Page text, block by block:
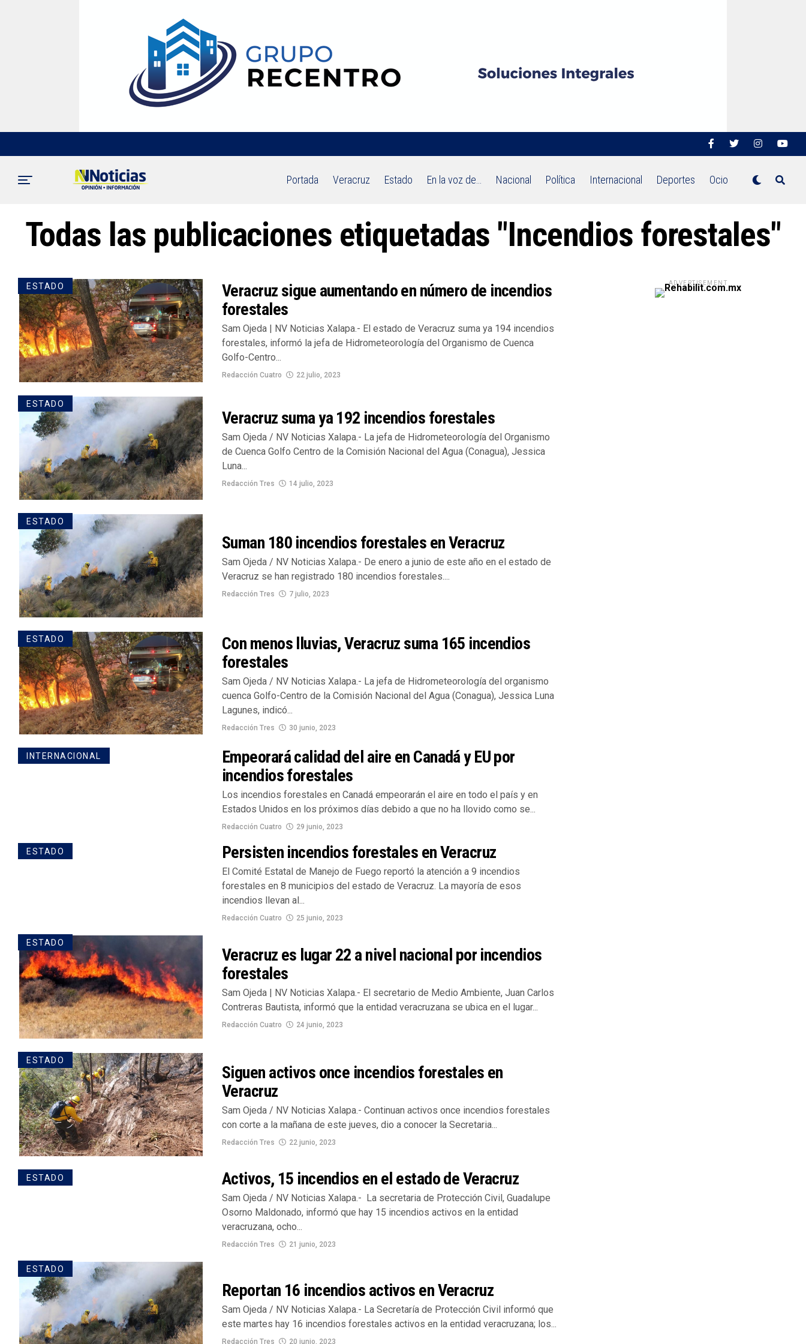
Portada Veracruz Estado En la voz de… Nacional Política Internacional Deportes Ocio
Todas las publicaciones etiquetadas "Incendios forestales"
ESTADO
Veracruz sigue aumentando en número de incendios
forestales
Sam Ojeda | NV Noticias Xalapa.- El estado de Veracruz suma ya 194 incendios
forestales, informó la jefa de Hidrometeorología del Organismo de Cuenca
Golfo-Centro...
Redacción Cuatro 22 julio, 2023
ESTADO
Veracruz suma ya 192 incendios forestales
Sam Ojeda / NV Noticias Xalapa.- La jefa de Hidrometeorología del Organismo
de Cuenca Golfo Centro de la Comisión Nacional del Agua (Conagua), Jessica
Luna...
Redacción Tres 14 julio, 2023
ESTADO
Suman 180 incendios forestales en Veracruz
Sam Ojeda / NV Noticias Xalapa.- De enero a junio de este año en el estado de
Veracruz se han registrado 180 incendios forestales....
Redacción Tres 7 julio, 2023
ESTADO
Con menos lluvias, Veracruz suma 165 incendios
forestales
Sam Ojeda / NV Noticias Xalapa.- La jefa de Hidrometeorología del organismo
cuenca Golfo-Centro de la Comisión Nacional del Agua (Conagua), Jessica Luna
Lagunes, indicó...
Redacción Tres 30 junio, 2023
INTERNACIONAL
Empeorará calidad del aire en Canadá y EU por
incendios forestales
Los incendios forestales en Canadá empeorarán el aire en todo el país y en
Estados Unidos en los próximos días debido a que no ha llovido como se...
Redacción Cuatro 29 junio, 2023
ESTADO Persisten incendios forestales en Veracruz
El Comité Estatal de Manejo de Fuego reportó la atención a 9 incendios
forestales en 8 municipios del estado de Veracruz. La mayoría de esos
incendios llevan al...
Redacción Cuatro 25 junio, 2023
ESTADO
Veracruz es lugar 22 a nivel nacional por incendios
forestales
Sam Ojeda | NV Noticias Xalapa.- El secretario de Medio Ambiente, Juan Carlos
Contreras Bautista, informó que la entidad veracruzana se ubica en el lugar...
Redacción Cuatro 24 junio, 2023
ESTADO
Siguen activos once incendios forestales en
Veracruz
Sam Ojeda / NV Noticias Xalapa.- Continuan activos once incendios forestales
con corte a la mañana de este jueves, dio a conocer la Secretaria...
Redacción Tres 22 junio, 2023
ESTADO Activos, 15 incendios en el estado de Veracruz
Sam Ojeda / NV Noticias Xalapa.- La secretaria de Protección Civil, Guadalupe
Osorno Maldonado, informó que hay 15 incendios activos en la entidad
veracruzana, ocho...
Redacción Tres 21 junio, 2023
ESTADO
Reportan 16 incendios activos en Veracruz
Sam Ojeda / NV Noticias Xalapa.- La Secretaría de Protección Civil informó que
este martes hay 16 incendios forestales activos en la entidad veracruzana; los...
Redacción Tres 20 junio, 2023
ADVERTISEMENT